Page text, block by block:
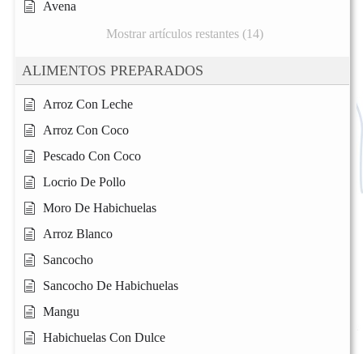
Avena
Mostrar artículos restantes (14)
ALIMENTOS PREPARADOS
Arroz Con Leche
Arroz Con Coco
Pescado Con Coco
Locrio De Pollo
Moro De Habichuelas
Arroz Blanco
Sancocho
Sancocho De Habichuelas
Mangu
Habichuelas Con Dulce